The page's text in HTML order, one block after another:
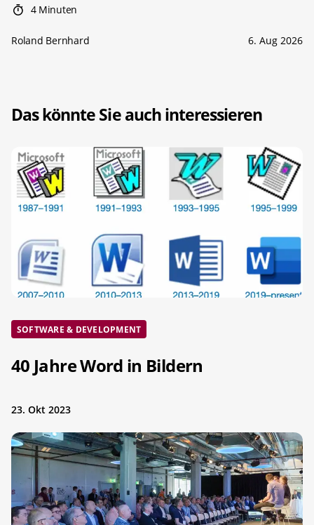
4 Minuten
Roland Bernhard 6. Aug 2026
Das könnte Sie auch interessieren
SOFTWARE & DEVELOPMENT
40 Jahre Word in Bildern
23. Okt 2023